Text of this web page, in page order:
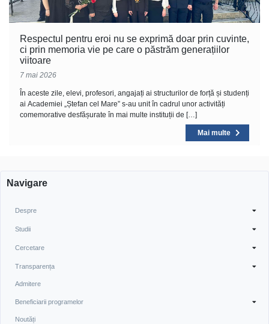
Respectul pentru eroi nu se exprimă doar prin cuvinte,
ci prin memoria vie pe care o păstrăm generațiilor
viitoare
7 mai 2026
În aceste zile, elevi, profesori, angajați ai structurilor de forță și studenți
ai Academiei „Ștefan cel Mare” s-au unit în cadrul unor activități
comemorative desfășurate în mai multe instituții de […]
Mai multe
Navigare
Despre
Studii
Cercetare
Transparența
Admitere
Beneficiarii programelor
Noutăți